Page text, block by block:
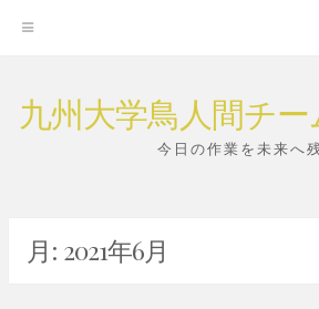
Skip
九州大学鳥人間チ
今日の作業を未来へ
月: 2021年6月